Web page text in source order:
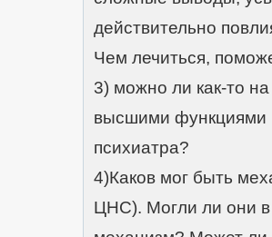
действительно
Чем лечиться,
3) можно ли как-то
высшими функциями
психиатра?
4)Каков мог быть
ЦНС). Могли ли они в